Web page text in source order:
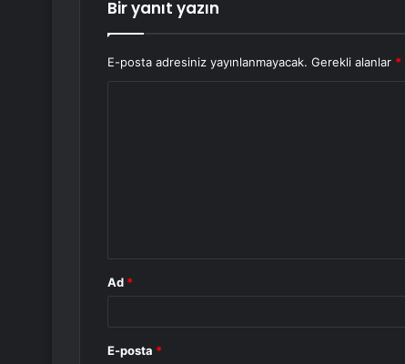
Bir yanıt yazın
E-posta adresiniz yayınlanmayacak. Gerekli alanlar *
Ad *
E-posta *